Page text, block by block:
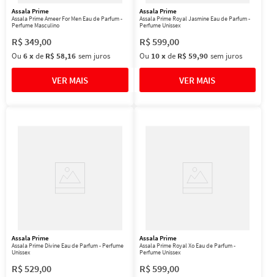
Assala Prime
Assala Prime Ameer For Men Eau de Parfum -
Perfume Masculino
R$349,00
Ou 6xde R$ 58,16 sem juros
Assala Prime
Assala Prime Royal Jasmine Eau de Parfum -
Perfume Unissex
R$599,00
Ou 10 xde R$ 59,90 sem juros
Assala Prime
Assala Prime Divine Eau de Parfum - Perfume
Unissex
R$529,00
Assala Prime
Assala Prime Royal Xo Eau de Parfum -
Perfume Unissex
R$599,00